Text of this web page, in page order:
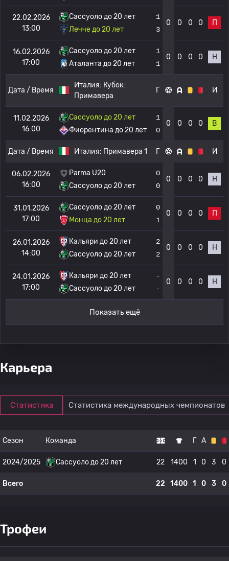
22.02.2026
13:00
Сассуоло до 20 лет
Лечче до 20 лет
1
3
0 0 0 0 П
16.02.2026
17:00
Сассуоло до 20 лет
Аталанта до 20 лет
1
1
0 0 0 0 Н
Дата / Время
Италия: Кубок:
Примавера
Г И
11.02.2026
16:00
Сассуоло до 20 лет
Фиорентина до 20 лет
1
0
0 0 0 0 В
Дата / Время Италия: Примавера 1 Г И
06.02.2026
16:00
Parma U20
Сассуоло до 20 лет
0
0
0 0 0 0 Н
31.01.2026
17:00
Сассуоло до 20 лет
Монца до 20 лет
0
1
0 0 0 0 П
26.01.2026
14:00
Кальяри до 20 лет
Сассуоло до 20 лет
2
2
0 0 0 0 Н
24.01.2026
17:00
Кальяри до 20 лет
Сассуоло до 20 лет
-
-
0 0 0 0 Н
Показать ещё
Карьера
Статистика Статистика международных чемпионатов
Сезон Команда Г А
2024/2025 Сассуоло до 20 лет 22 1400 1 0 3 0
Всего 22 1400 1 0 3 0
Трофеи